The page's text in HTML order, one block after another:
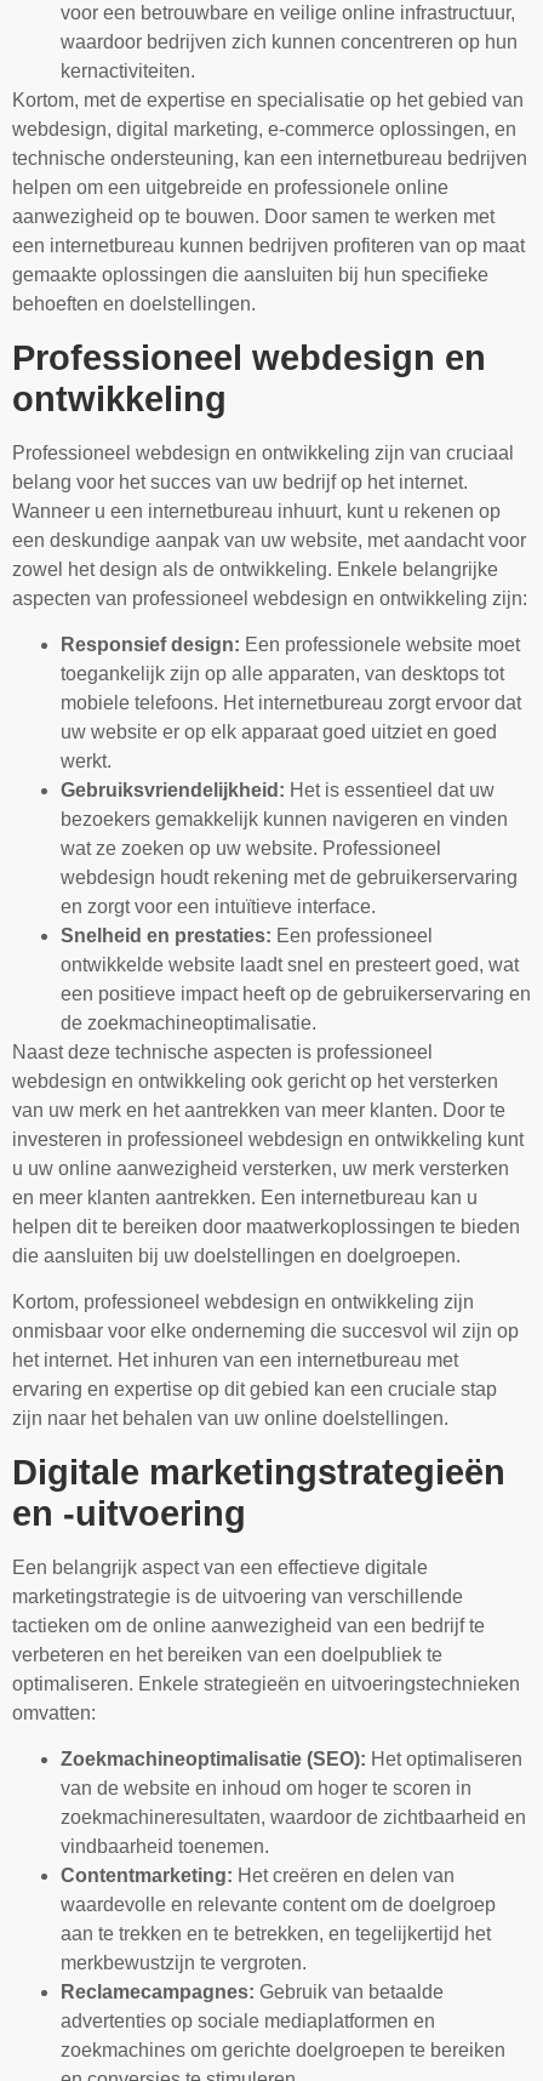
voor een betrouwbare en veilige online infrastructuur,
waardoor bedrijven zich kunnen concentreren op hun
kernactiviteiten.
Kortom, met de expertise en specialisatie op het gebied van
webdesign, digital marketing, e-commerce oplossingen, en
technische ondersteuning, kan een internetbureau bedrijven
helpen om een uitgebreide en professionele online
aanwezigheid op te bouwen. Door samen te werken met
een internetbureau kunnen bedrijven profiteren van op maat
gemaakte oplossingen die aansluiten bij hun specifieke
behoeften en doelstellingen.
Professioneel webdesign en
ontwikkeling
Professioneel webdesign en ontwikkeling zijn van cruciaal
belang voor het succes van uw bedrijf op het internet.
Wanneer u een internetbureau inhuurt, kunt u rekenen op
een deskundige aanpak van uw website, met aandacht voor
zowel het design als de ontwikkeling. Enkele belangrijke
aspecten van professioneel webdesign en ontwikkeling zijn:
Responsief design: Een professionele website moet
toegankelijk zijn op alle apparaten, van desktops tot
mobiele telefoons. Het internetbureau zorgt ervoor dat
uw website er op elk apparaat goed uitziet en goed
werkt.
Gebruiksvriendelijkheid: Het is essentieel dat uw
bezoekers gemakkelijk kunnen navigeren en vinden
wat ze zoeken op uw website. Professioneel
webdesign houdt rekening met de gebruikerservaring
en zorgt voor een intuïtieve interface.
Snelheid en prestaties: Een professioneel
ontwikkelde website laadt snel en presteert goed, wat
een positieve impact heeft op de gebruikerservaring en
de zoekmachineoptimalisatie.
Naast deze technische aspecten is professioneel
webdesign en ontwikkeling ook gericht op het versterken
van uw merk en het aantrekken van meer klanten. Door te
investeren in professioneel webdesign en ontwikkeling kunt
u uw online aanwezigheid versterken, uw merk versterken
en meer klanten aantrekken. Een internetbureau kan u
helpen dit te bereiken door maatwerkoplossingen te bieden
die aansluiten bij uw doelstellingen en doelgroepen.
Kortom, professioneel webdesign en ontwikkeling zijn
onmisbaar voor elke onderneming die succesvol wil zijn op
het internet. Het inhuren van een internetbureau met
ervaring en expertise op dit gebied kan een cruciale stap
zijn naar het behalen van uw online doelstellingen.
Digitale marketingstrategieën
en -uitvoering
Een belangrijk aspect van een effectieve digitale
marketingstrategie is de uitvoering van verschillende
tactieken om de online aanwezigheid van een bedrijf te
verbeteren en het bereiken van een doelpubliek te
optimaliseren. Enkele strategieën en uitvoeringstechnieken
omvatten:
Zoekmachineoptimalisatie (SEO): Het optimaliseren
van de website en inhoud om hoger te scoren in
zoekmachineresultaten, waardoor de zichtbaarheid en
vindbaarheid toenemen.
Contentmarketing: Het creëren en delen van
waardevolle en relevante content om de doelgroep
aan te trekken en te betrekken, en tegelijkertijd het
merkbewustzijn te vergroten.
Reclamecampagnes: Gebruik van betaalde
advertenties op sociale mediaplatformen en
zoekmachines om gerichte doelgroepen te bereiken